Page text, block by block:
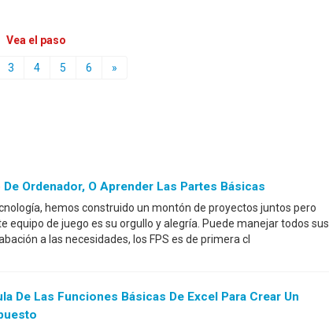
Vea el paso
3 4 5 6 »
Ordenador, O Aprender Las Partes Básicas
hemos construido un montón de proyectos juntos pero
equipo de juego es su orgullo y alegría. Puede manejar todos sus
a las necesidades, los FPS es de primera cl
De Las Funciones Básicas De Excel Para Crear Un